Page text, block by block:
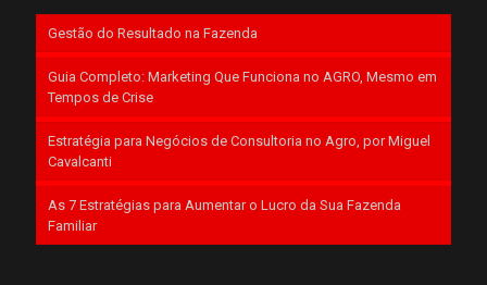
Gestão do Resultado na Fazenda
Guia Completo: Marketing Que Funciona no AGRO, Mesmo em
Tempos de Crise
Estratégia para Negócios de Consultoria no Agro, por Miguel
Cavalcanti
As 7 Estratégias para Aumentar o Lucro da Sua Fazenda
Familiar